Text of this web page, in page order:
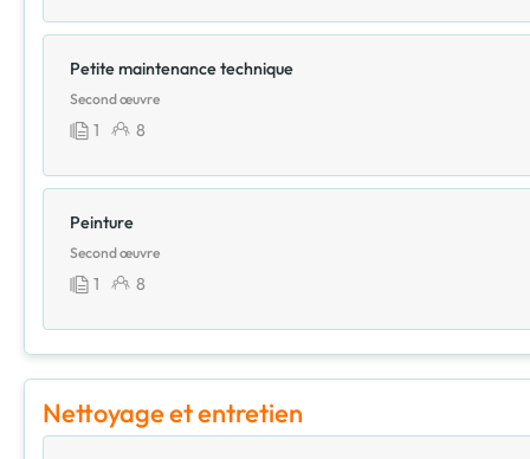
Petite maintenance technique
Second œuvre
1 8
Peinture
Second œuvre
1 8
Nettoyage et entretien